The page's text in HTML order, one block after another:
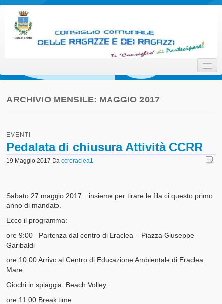
Consiglio Comunale delle
Ragazze e dei Ragazzi della
Città di Eraclea
Ti 'Consiglio' di Partecipare!
Promotori
Attori
Il Progetto
Statuto
I nostri Valori
Il Glossario del Cittadino
ARCHIVIO MENSILE: MAGGIO 2017
EVENTI
Pedalata di chiusura Attività CCRR
19 Maggio 2017 Daccreraclea1
Sabato 27 maggio 2017…insieme per tirare le fila di questo primo
anno di mandato.
Ecco il programma:
ore 9:00 Partenza dal centro di Eraclea – Piazza Giuseppe
Garibaldi
ore 10:00 Arrivo al Centro di Educazione Ambientale di Eraclea
Mare
Giochi in spiaggia: Beach Volley
ore 11:00 Break time